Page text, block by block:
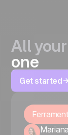
All
one
Get started
Mariana